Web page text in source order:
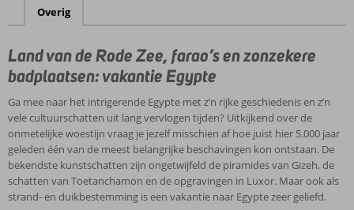
nachten
van het
5* MS
Magic en
1 nacht in
de
slaaptrein
Alle transfers en
lokale
Nederlandssprekende
reisleiding
Overig
Land van de Rode Zee, farao’s en zonzekere
badplaatsen: vakantie Egypte
Ga mee naar het intrigerende Egypte met z’n rijke geschiedenis en z’n
vele cultuurschatten uit lang vervlogen tijden? Uitkijkend over de
onmetelijke woestijn vraag je jezelf misschien af hoe juist hier 5.000 jaar
geleden één van de meest belangrijke beschavingen kon ontstaan. De
bekendste kunstschatten zijn ongetwijfeld de piramides van Gizeh, de
schatten van Toetanchamon en de opgravingen in Luxor. Maar ook als
strand- en duikbestemming is een vakantie naar Egypte zeer geliefd.